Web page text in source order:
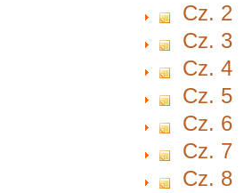
Cz. 2
Cz. 3
Cz. 4
Cz. 5
Cz. 6
Cz. 7
Cz. 8